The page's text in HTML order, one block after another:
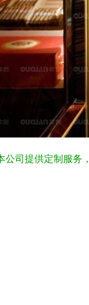
公司提供定制服务